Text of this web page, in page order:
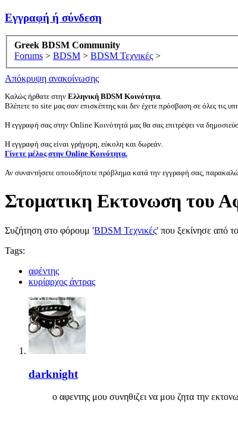
Εγγραφή ή σύνδεση
Greek BDSM Community
Forums > BDSM > BDSM Τεχνικές >
Απόκρυψη ανακοίνωσης
Καλώς ήρθατε στην Ελληνική BDSM Κοινότητα.
Βλέπετε το site μας σαν επισκέπτης και δεν έχετε πρόσβαση σε όλες τις
Η εγγραφή σας στην Online Κοινότητά μας θα σας επιτρέψει να
Η εγγραφή σας είναι γρήγορη, εύκολη και δωρεάν.
Γίνετε μέλος στην Online Κοινότητα.
Αν συναντήσετε οποιοδήποτε πρόβλημα κατά την εγγραφή σας, παρακαλώ
Στοματικη Εκτονωση του
Συζήτηση στο φόρουμ 'BDSM Τεχνικές' που ξεκίνησε από
Tags:
αφέντης
κυρίαρχος άντρας
darknight
ο αφεντης μου συνηθιζει να μου ζητα την